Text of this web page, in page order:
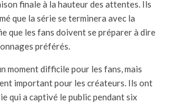
finale à la hauteur des attentes. Ils
que la série se terminera avec la
que les fans doivent se préparer à dire
préférés.
moment difficile pour les fans, mais
important pour les créateurs. Ils ont
qui a captivé le public pendant six